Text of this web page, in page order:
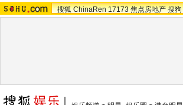
搜狐 ChinaRen 17173 焦点房地产 搜狗